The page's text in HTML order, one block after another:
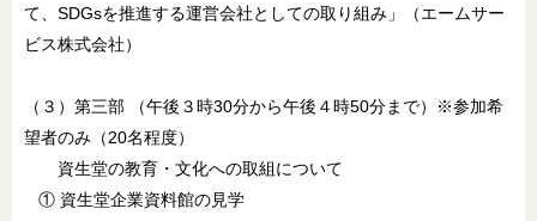
て、SDGsを推進する運営会社としての取り組み」（エームサー
ビス株式会社）
（３）第三部 （午後３時30分から午後４時50分まで）※参加希
望者のみ（20名程度）
資生堂の教育・文化への取組について
① 資生堂企業資料館の見学